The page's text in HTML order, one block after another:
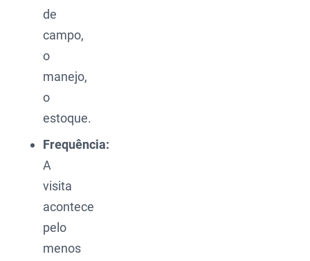
de
campo,
o
manejo,
o
estoque.
Frequência:
A
visita
acontece
pelo
menos